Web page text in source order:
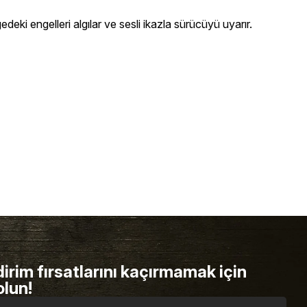
engelleri algılar ve sesli ikazla sürücüyü uyarır.
fırsatlarını kaçırmamak için